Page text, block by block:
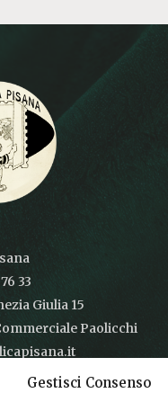
Gestisci Consenso
33
Giulia 15
Paolicchi